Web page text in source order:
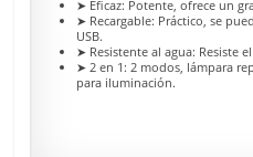
➤ Eficaz: Potente, ofrece un
➤ Recargable: Práctico, se
USB.
➤ Resistente al agua: Resiste
➤ 2 en 1: 2 modos, lámpara
para iluminación.